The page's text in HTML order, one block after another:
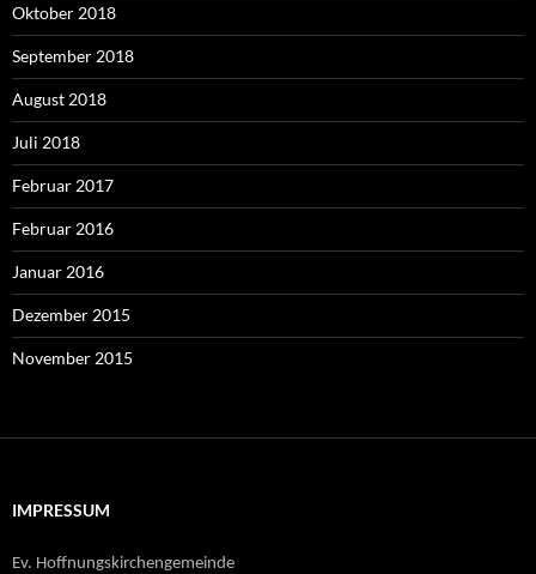
Oktober 2018
September 2018
August 2018
Juli 2018
Februar 2017
Februar 2016
Januar 2016
Dezember 2015
November 2015
IMPRESSUM
Ev. Hoffnungskirchengemeinde